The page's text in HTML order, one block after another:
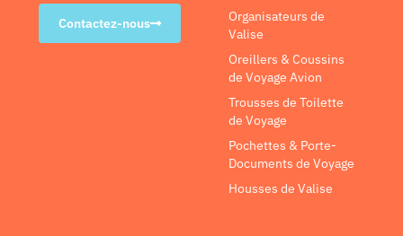
Contactez-nous
Organisateurs de
Valise
Oreillers & Coussins
de Voyage Avion
Trousses de Toilette
de Voyage
Pochettes & Porte-
Documents de Voyage
Housses de Valise